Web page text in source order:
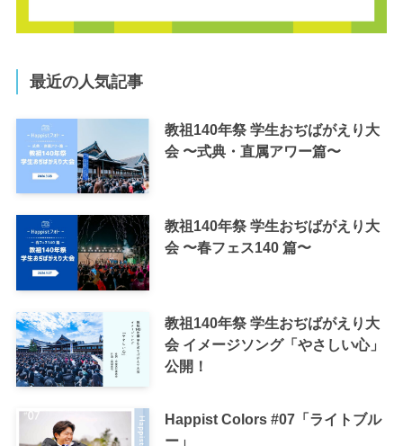
最近の人気記事
教祖140年祭 学生おぢばがえり大
会 〜式典・直属アワー篇〜
教祖140年祭 学生おぢばがえり大
会 〜春フェス140 篇〜
教祖140年祭 学生おぢばがえり大
会 イメージソング「やさしい心」
公開！
Happist Colors #07「ライトブル
ー」